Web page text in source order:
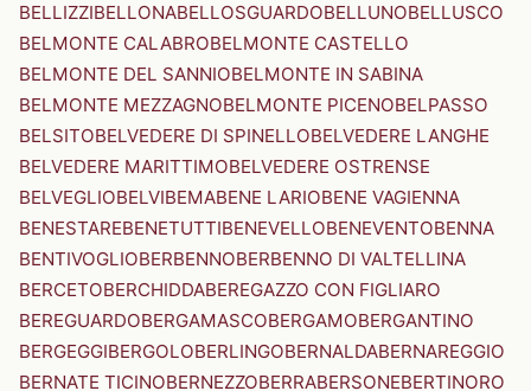
BELLIZZIBELLONABELLOSGUARDOBELLUNOBELLUSCO
BELMONTE CALABROBELMONTE CASTELLO
BELMONTE DEL SANNIOBELMONTE IN SABINA
BELMONTE MEZZAGNOBELMONTE PICENOBELPASSO
BELSITOBELVEDERE DI SPINELLOBELVEDERE LANGHE
BELVEDERE MARITTIMOBELVEDERE OSTRENSE
BELVEGLIOBELVIBEMABENE LARIOBENE VAGIENNA
BENESTAREBENETUTTIBENEVELLOBENEVENTOBENNA
BENTIVOGLIOBERBENNOBERBENNO DI VALTELLINA
BERCETOBERCHIDDABEREGAZZO CON FIGLIARO
BEREGUARDOBERGAMASCOBERGAMOBERGANTINO
BERGEGGIBERGOLOBERLINGOBERNALDABERNAREGGIO
BERNATE TICINOBERNEZZOBERRABERSONEBERTINORO